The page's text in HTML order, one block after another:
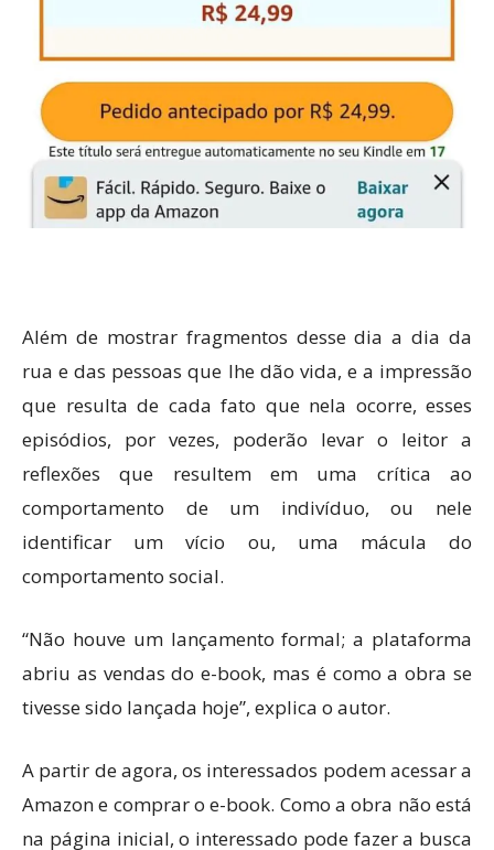
Além de mostrar fragmentos desse dia a dia da
rua e das pessoas que lhe dão vida, e a impressão
que resulta de cada fato que nela ocorre, esses
episódios, por vezes, poderão levar o leitor a
reflexões que resultem em uma crítica ao
comportamento de um indivíduo, ou nele
identificar um vício ou, uma mácula do
comportamento social.
“Não houve um lançamento formal; a plataforma
abriu as vendas do e-book, mas é como a obra se
tivesse sido lançada hoje”, explica o autor.
A partir de agora, os interessados podem acessar a
Amazon e comprar o e-book. Como a obra não está
na página inicial, o interessado pode fazer a busca